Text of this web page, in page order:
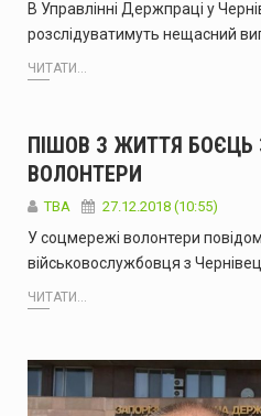
В Управлінні Держпраці у
розслідуватимуть нещасний
ЧИТАТИ...
ПІШОВ З ЖИТТЯ БОЄЦЬ
ВОЛОНТЕРИ
TBA 27.12.2018 (10:55)
У соцмережі волонтери
військовослужбовця з
ЧИТАТИ...